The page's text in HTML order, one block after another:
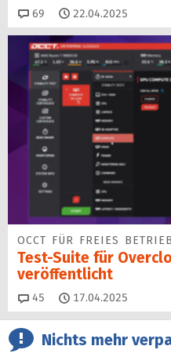
69 Kommentare
22.04.2025
OCCT FÜR FREIES
Test-Suite für
veröffentlicht
45 Kommentare
17.04.2025
Nichts mehr